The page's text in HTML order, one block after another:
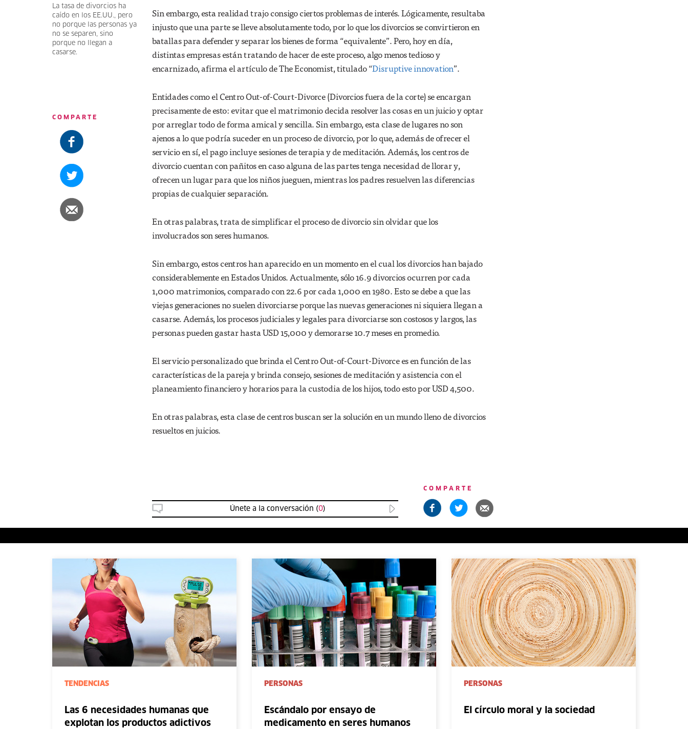
La tasa de divorcios ha
caído en los EE.UU., pero
no porque las personas ya
no se separen, sino
porque no llegan a
casarse.
COMPARTE
Sin embargo, esta realidad trajo consigo ciertos problemas de interés. Lógicamente, resultaba
injusto que una parte se lleve absolutamente todo, por lo que los divorcios se convirtieron en
batallas para defender y separar los bienes de forma “equivalente”. Pero, hoy en día,
distintas empresas están tratando de hacer de este proceso, algo menos tedioso y
encarnizado, afirma el artículo de The Economist, titulado “Disruptive innovation”.
Entidades como el Centro Out-of-Court-Divorce (Divorcios fuera de la corte) se encargan
precisamente de esto: evitar que el matrimonio decida resolver las cosas en un juicio y optar
por arreglar todo de forma amical y sencilla. Sin embargo, esta clase de lugares no son
ajenos a lo que podría suceder en un proceso de divorcio, por lo que, además de ofrecer el
servicio en sí, el pago incluye sesiones de terapia y de meditación. Además, los centros de
divorcio cuentan con pañitos en caso alguna de las partes tenga necesidad de llorar y,
ofrecen un lugar para que los niños jueguen, mientras los padres resuelven las diferencias
propias de cualquier separación.
En otras palabras, trata de simplificar el proceso de divorcio sin olvidar que los
involucrados son seres humanos.
Sin embargo, estos centros han aparecido en un momento en el cual los divorcios han bajado
considerablemente en Estados Unidos. Actualmente, sólo 16.9 divorcios ocurren por cada
1,000 matrimonios, comparado con 22.6 por cada 1,000 en 1980. Esto se debe a que las
viejas generaciones no suelen divorciarse porque las nuevas generaciones ni siquiera llegan a
casarse. Además, los procesos judiciales y legales para divorciarse son costosos y largos, las
personas pueden gastar hasta USD 15,000 y demorarse 10.7 meses en promedio.
El servicio personalizado que brinda el Centro Out-of-Court-Divorce es en función de las
características de la pareja y brinda consejo, sesiones de meditación y asistencia con el
planeamiento financiero y horarios para la custodia de los hijos, todo esto por USD 4,500.
En otras palabras, esta clase de centros buscan ser la solución en un mundo lleno de divorcios
resueltos en juicios.
Únete a la conversación (0)
COMPARTE
TENDENCIAS
Las 6 necesidades humanas que
explotan los productos adictivos
PERSONAS
Escándalo por ensayo de
medicamento en seres humanos
PERSONAS
El círculo moral y la sociedad